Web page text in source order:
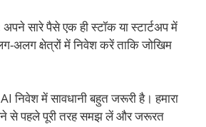
अपने सारे पैसे एक ही स्टॉक या स्टार्टअप में
अलग क्षेत्रों में निवेश करें ताकि जोखिम
निवेश में सावधानी बहुत जरूरी है। हमारा
से पहले पूरी तरह समझ लें और जरूरत